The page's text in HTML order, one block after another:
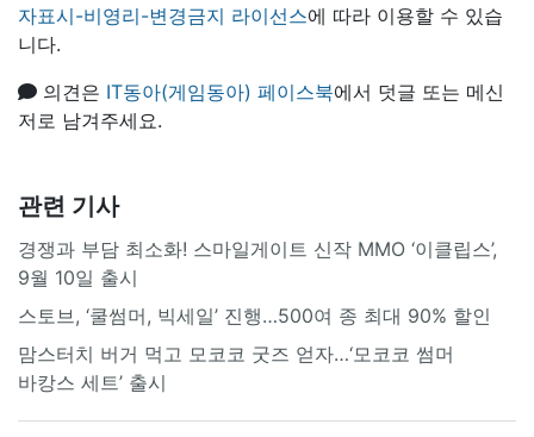
자표시-비영리-변경금지 라이선스에 따라 이용할 수 있습
니다.
의견은 IT동아(게임동아) 페이스북에서 덧글 또는 메신
저로 남겨주세요.
관련 기사
경쟁과 부담 최소화! 스마일게이트 신작 MMO ‘이클립스’,
9월 10일 출시
스토브, ‘쿨썸머, 빅세일’ 진행…500여 종 최대 90% 할인
맘스터치 버거 먹고 모코코 굿즈 얻자…‘모코코 썸머
바캉스 세트’ 출시